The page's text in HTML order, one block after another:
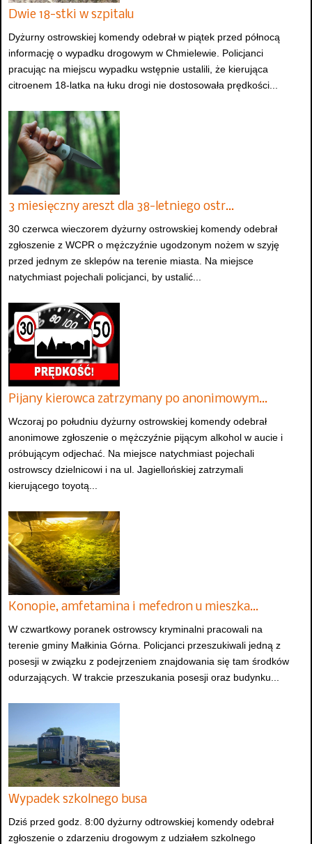
Dwie 18-stki w szpitalu
Dyżurny ostrowskiej komendy odebrał w piątek przed północą
informację o wypadku drogowym w Chmielewie. Policjanci
pracując na miejscu wypadku wstępnie ustalili, że kierująca
citroenem 18-latka na łuku drogi nie dostosowała prędkości...
3 miesięczny areszt dla 38-letniego ostr…
30 czerwca wieczorem dyżurny ostrowskiej komendy odebrał
zgłoszenie z WCPR o mężczyźnie ugodzonym nożem w szyję
przed jednym ze sklepów na terenie miasta. Na miejsce
natychmiast pojechali policjanci, by ustalić...
Pijany kierowca zatrzymany po anonimowym…
Wczoraj po południu dyżurny ostrowskiej komendy odebrał
anonimowe zgłoszenie o mężczyźnie pijącym alkohol w aucie i
próbującym odjechać. Na miejsce natychmiast pojechali
ostrowscy dzielnicowi i na ul. Jagiellońskiej zatrzymali
kierującego toyotą...
Konopie, amfetamina i mefedron u mieszka…
W czwartkowy poranek ostrowscy kryminalni pracowali na
terenie gminy Małkinia Górna. Policjanci przeszukiwali jedną z
posesji w związku z podejrzeniem znajdowania się tam środków
odurzających. W trakcie przeszukania posesji oraz budynku...
Wypadek szkolnego busa
Dziś przed godz. 8:00 dyżurny odtrowskiej komendy odebrał
zgłoszenie o zdarzeniu drogowym z udziałem szkolnego